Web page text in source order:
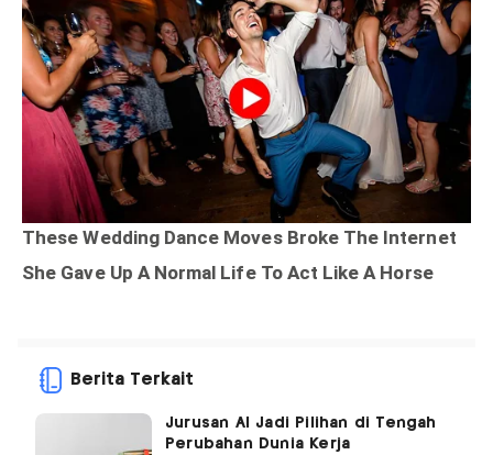
Berita Terkait
Jurusan AI Jadi Pilihan di Tengah
Perubahan Dunia Kerja